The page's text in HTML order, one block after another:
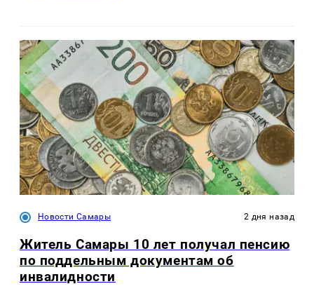
Новости Самары 2 дня назад
Житель Самары 10 лет получал пенсию
по поддельным документам об
инвалидности